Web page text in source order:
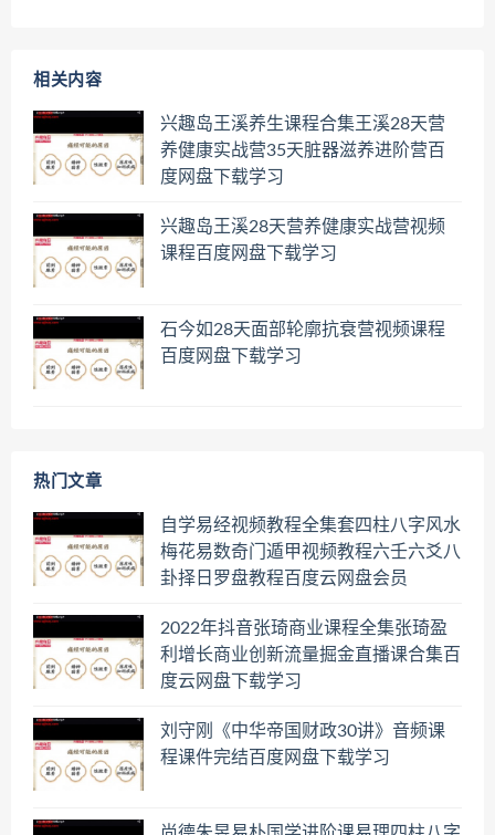
相关内容
兴趣岛王溪养生课程合集王溪28天营
养健康实战营35天脏器滋养进阶营百
度网盘下载学习
兴趣岛王溪28天营养健康实战营视频
课程百度网盘下载学习
石今如28天面部轮廓抗衰营视频课程
百度网盘下载学习
热门文章
自学易经视频教程全集套四柱八字风水
梅花易数奇门遁甲视频教程六壬六爻八
卦择日罗盘教程百度云网盘会员
2022年抖音张琦商业课程全集张琦盈
利增长商业创新流量掘金直播课合集百
度云网盘下载学习
刘守刚《中华帝国财政30讲》音频课
程课件完结百度网盘下载学习